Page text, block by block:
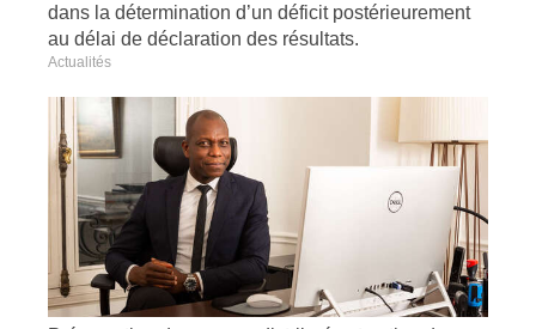
dans la détermination d’un déficit postérieurement
au délai de déclaration des résultats.
Actualités